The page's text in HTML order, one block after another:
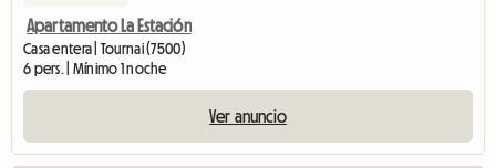
Apartamento La Estación
Casa entera | Tournai (7500)
6 pers. | Mínimo 1 noche
Ver anuncio